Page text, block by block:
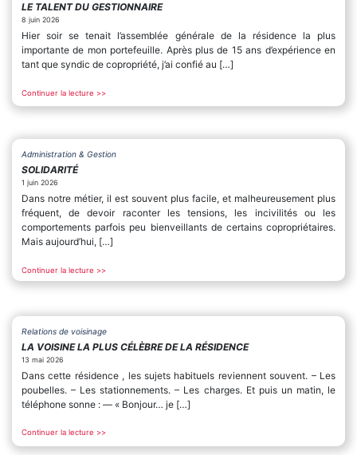
LE TALENT DU GESTIONNAIRE
8 juin 2026
Hier soir se tenait l’assemblée générale de la résidence la plus
importante de mon portefeuille. Après plus de 15 ans d’expérience en
tant que syndic de copropriété, j’ai confié au […]
Continuer la lecture >>
Administration & Gestion
SOLIDARITÉ
1 juin 2026
Dans notre métier, il est souvent plus facile, et malheureusement plus
fréquent, de devoir raconter les tensions, les incivilités ou les
comportements parfois peu bienveillants de certains copropriétaires.
Mais aujourd’hui, […]
Continuer la lecture >>
Relations de voisinage
LA VOISINE LA PLUS CÉLÈBRE DE LA RÉSIDENCE
13 mai 2026
Dans cette résidence , les sujets habituels reviennent souvent. – Les
poubelles. – Les stationnements. – Les charges. Et puis un matin, le
téléphone sonne : — « Bonjour… je […]
Continuer la lecture >>